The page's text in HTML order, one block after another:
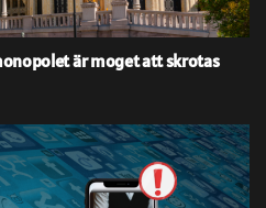
är moget att skrotas